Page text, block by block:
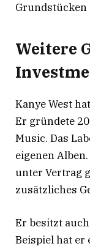
Grundstücken
Weitere
Kanye West
Er gründete
Music. Das
eigenen
unter Vertrag
zusätzliches
Er besitzt
Beispiel hat er